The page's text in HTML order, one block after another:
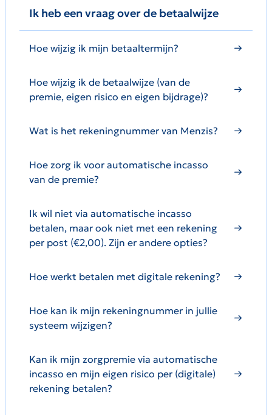
Ik heb een vraag over de betaalwijze
Hoe wijzig ik mijn betaaltermijn?
Hoe wijzig ik de betaalwijze (van de
premie, eigen risico en eigen bijdrage)?
Wat is het rekeningnummer van Menzis?
Hoe zorg ik voor automatische incasso
van de premie?
Ik wil niet via automatische incasso
betalen, maar ook niet met een rekening
per post (€2,00). Zijn er andere opties?
Hoe werkt betalen met digitale rekening?
Hoe kan ik mijn rekeningnummer in jullie
systeem wijzigen?
Kan ik mijn zorgpremie via automatische
incasso en mijn eigen risico per (digitale)
rekening betalen?